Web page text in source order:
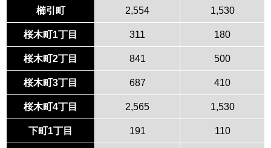
櫛引町 2,554 1,530
桜木町1丁目 311 180
桜木町2丁目 841 500
桜木町3丁目 687 410
桜木町4丁目 2,565 1,530
下町1丁目 191 110